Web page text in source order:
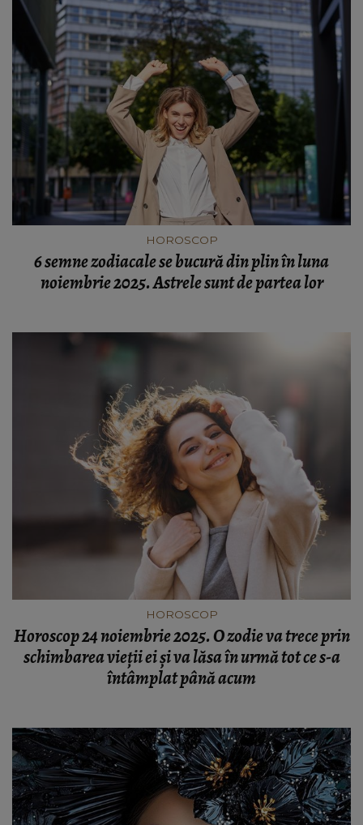
HOROSCOP
6 semne zodiacale se bucură din plin în luna
noiembrie 2025. Astrele sunt de partea lor
HOROSCOP
Horoscop 24 noiembrie 2025. O zodie va trece prin
schimbarea vieții ei și va lăsa în urmă tot ce s-a
întâmplat până acum